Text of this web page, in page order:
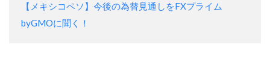
【メキシコペソ】今後の為替見通しをFXプライム
byGMOに聞く！